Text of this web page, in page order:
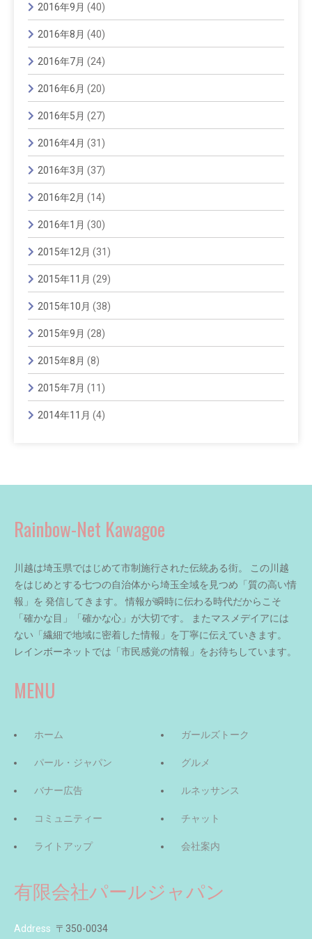
2016年9月 (40)
2016年8月 (40)
2016年7月 (24)
2016年6月 (20)
2016年5月 (27)
2016年4月 (31)
2016年3月 (37)
2016年2月 (14)
2016年1月 (30)
2015年12月 (31)
2015年11月 (29)
2015年10月 (38)
2015年9月 (28)
2015年8月 (8)
2015年7月 (11)
2014年11月 (4)
Rainbow-Net Kawagoe
川越は埼玉県ではじめて市制施行された伝統ある街。 この川越
をはじめとする七つの自治体から埼玉全域を見つめ「質の高い情
報」を 発信してきます。 情報が瞬時に伝わる時代だからこそ
「確かな目」「確かな心」が大切です。 またマスメデイアには
ない「繊細で地域に密着した情報」を丁寧に伝えていきます。
レインボーネットでは「市民感覚の情報」をお待ちしています。
MENU
ホーム
パール・ジャパン
バナー広告
コミュニティー
ライトアップ
ガールズトーク
グルメ
ルネッサンス
チャット
会社案内
有限会社パールジャパン
Address 〒350-0034